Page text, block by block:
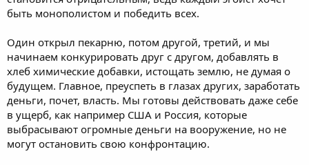
быть монополистом и победить всех.
Один открыл пекарню, потом другой, третий, и мы
начинаем конкурировать друг с другом, добавлять в
хлеб химические добавки, истощать землю, не думая о
будущем. Главное, преуспеть в глазах других, заработать
деньги, почет, власть. Мы готовы действовать даже себе
в ущерб, как например США и Россия, которые
выбрасывают огромные деньги на вооружение, но не
могут остановить свою конфронтацию.